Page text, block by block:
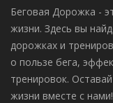
Беговая Дорожка -
жизни. Здесь вы
дорожках и
о пользе бега,
тренировок.
жизни вместе с нами!